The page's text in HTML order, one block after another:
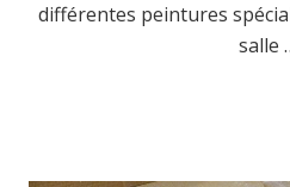
différentes peintures
salle